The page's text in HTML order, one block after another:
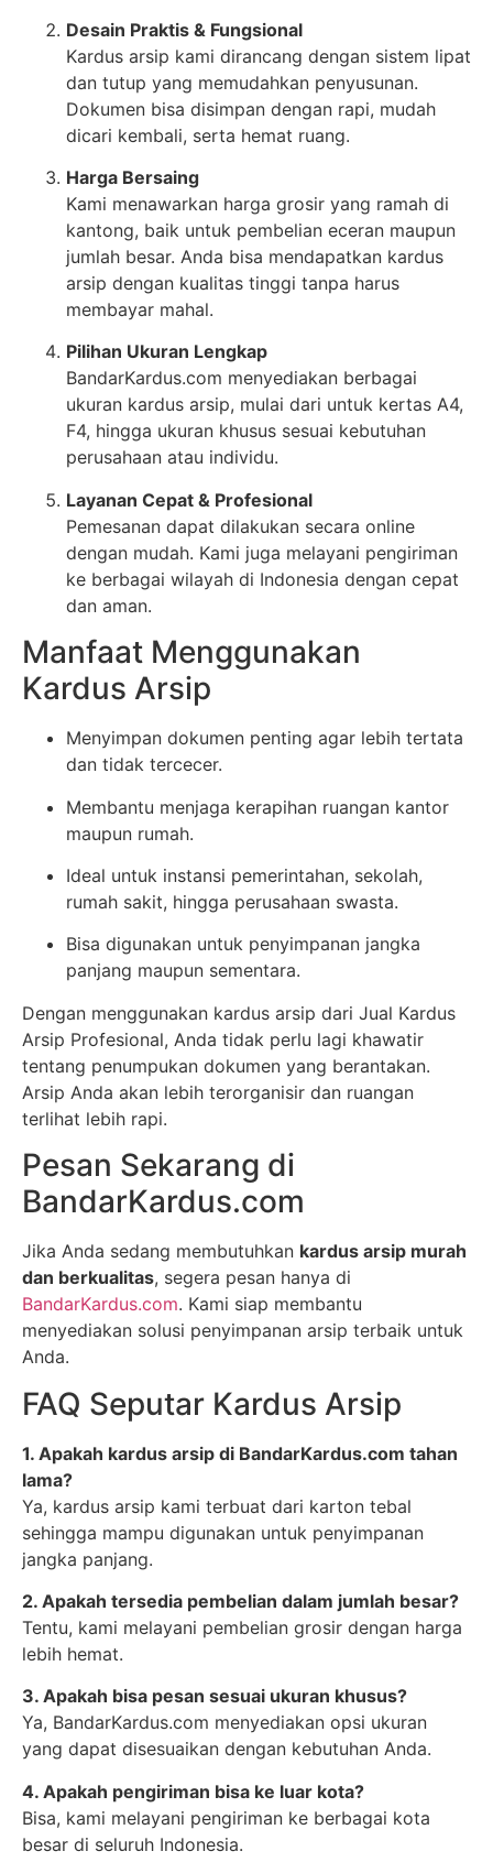
Desain Praktis & Fungsional
Kardus arsip kami dirancang dengan sistem lipat
dan tutup yang memudahkan penyusunan.
Dokumen bisa disimpan dengan rapi, mudah
dicari kembali, serta hemat ruang.
Harga Bersaing
Kami menawarkan harga grosir yang ramah di
kantong, baik untuk pembelian eceran maupun
jumlah besar. Anda bisa mendapatkan kardus
arsip dengan kualitas tinggi tanpa harus
membayar mahal.
Pilihan Ukuran Lengkap
BandarKardus.com menyediakan berbagai
ukuran kardus arsip, mulai dari untuk kertas A4,
F4, hingga ukuran khusus sesuai kebutuhan
perusahaan atau individu.
Layanan Cepat & Profesional
Pemesanan dapat dilakukan secara online
dengan mudah. Kami juga melayani pengiriman
ke berbagai wilayah di Indonesia dengan cepat
dan aman.
Manfaat Menggunakan
Kardus Arsip
Menyimpan dokumen penting agar lebih tertata
dan tidak tercecer.
Membantu menjaga kerapihan ruangan kantor
maupun rumah.
Ideal untuk instansi pemerintahan, sekolah,
rumah sakit, hingga perusahaan swasta.
Bisa digunakan untuk penyimpanan jangka
panjang maupun sementara.
Dengan menggunakan kardus arsip dari Jual Kardus
Arsip Profesional, Anda tidak perlu lagi khawatir
tentang penumpukan dokumen yang berantakan.
Arsip Anda akan lebih terorganisir dan ruangan
terlihat lebih rapi.
Pesan Sekarang di
BandarKardus.com
Jika Anda sedang membutuhkan kardus arsip murah
dan berkualitas, segera pesan hanya di
BandarKardus.com. Kami siap membantu
menyediakan solusi penyimpanan arsip terbaik untuk
Anda.
FAQ Seputar Kardus Arsip
1. Apakah kardus arsip di BandarKardus.com tahan
lama?
Ya, kardus arsip kami terbuat dari karton tebal
sehingga mampu digunakan untuk penyimpanan
jangka panjang.
2. Apakah tersedia pembelian dalam jumlah besar?
Tentu, kami melayani pembelian grosir dengan harga
lebih hemat.
3. Apakah bisa pesan sesuai ukuran khusus?
Ya, BandarKardus.com menyediakan opsi ukuran
yang dapat disesuaikan dengan kebutuhan Anda.
4. Apakah pengiriman bisa ke luar kota?
Bisa, kami melayani pengiriman ke berbagai kota
besar di seluruh Indonesia.